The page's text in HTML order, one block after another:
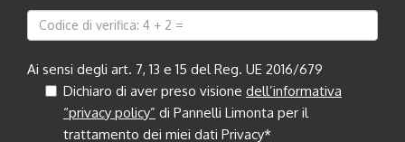
Ai sensi degli art. 7, 13 e 15 del Reg. UE 2016/679
Dichiaro di aver preso visione dell’informativa
“privacy policy” di Pannelli Limonta per il
trattamento dei miei dati Privacy*